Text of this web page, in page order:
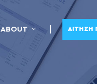
ABOUT ΑΊΤΗΣΗ